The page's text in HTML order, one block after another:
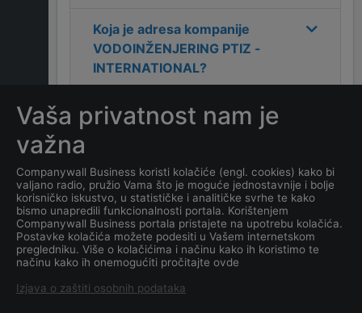
Koja je adresa kompanije
VODOINŽENJERING PTIZ -
INTERNATIONAL?
Koliko ima zaposlenih
kompanija
INTERNATIONAL?
Koji je datum osnivanja
kompanije
VODOINŽENJERING PTIZ -
INTERNATIONAL?
Vaša privatnost nam je
važna
Companywall Business koristi kolačiće (engl. cookies) kako bi
valjano radio, pružio Vama što je moguće jednostavnije i bolje
korisničko iskustvo, u statističke i analitičke svrhe te kako
bismo unapredili funkcionalnosti portala. Korištenjem
Companywall Business portala pristajete na upotrebu kolačića.
Postavke kolačića možete podesiti u Vašem internetskom
pregledniku. Više o kolačićima i načinu kako ih koristimo te
načinu kako ih onemogućiti pročitajte ovde
Izjava o zaštiti osobnih podataka